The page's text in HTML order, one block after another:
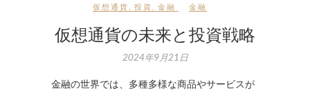
仮想通貨 投資 金融 金融
仮想通貨の未来と投資戦略
2024年9月21日
金融の世界では、多種多様な商品やサービスが